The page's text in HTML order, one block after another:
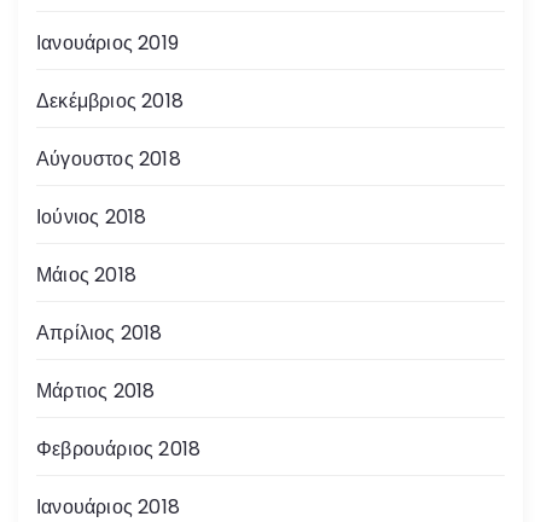
Ιανουάριος 2019
Δεκέμβριος 2018
Αύγουστος 2018
Ιούνιος 2018
Μάιος 2018
Απρίλιος 2018
Μάρτιος 2018
Φεβρουάριος 2018
Ιανουάριος 2018